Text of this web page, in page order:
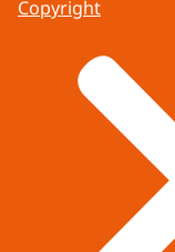
Copyright